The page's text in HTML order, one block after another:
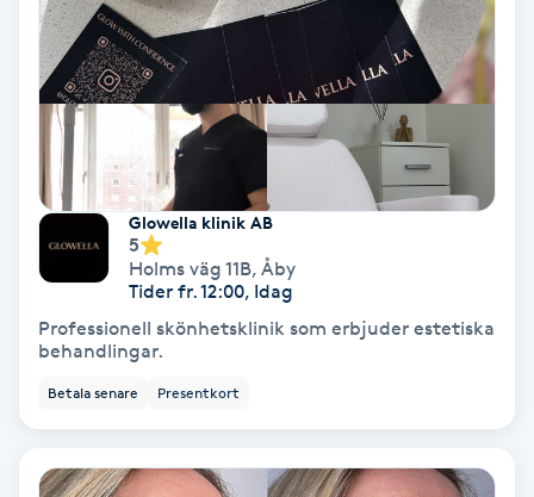
Meditation
Medium
Megavolymfransar
Melasma
Mesoterapi
MicroPen
Glowella klinik AB
5
Holms väg 11B, Åby
Tider fr. 12:00, Idag
Professionell skönhetsklinik som erbjuder estetiska
behandlingar.
Betala senare Presentkort